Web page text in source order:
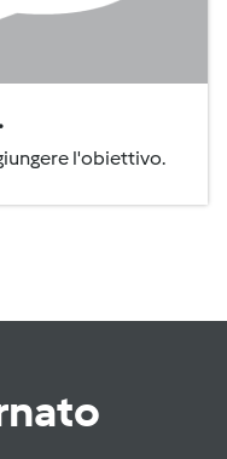
l'obiettivo.